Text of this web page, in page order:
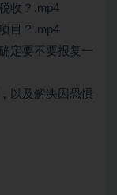
收？.mp4
目？.mp4
定要不要报复一
以及解决因恐惧